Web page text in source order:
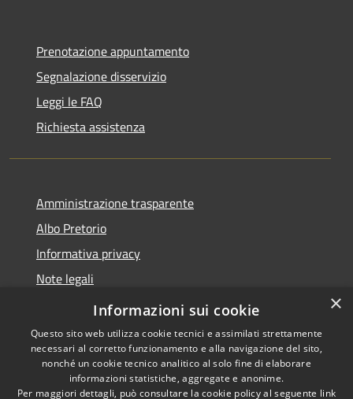
Prenotazione appuntamento
Segnalazione disservizio
Leggi le FAQ
Richiesta assistenza
Amministrazione trasparente
Albo Pretorio
Informativa privacy
Note legali
Dichiarazione di accessibilità
Copyright © 2026 • Comune di
×
Informazioni sui cookie
Questo sito web utilizza cookie tecnici e assimilati strettamente
necessari al corretto funzionamento e alla navigazione del sito,
nonché un cookie tecnico analitico al solo fine di elaborare
informazioni statistiche, aggregate e anonime.
Per maggiori dettagli, può consultare la cookie policy al seguente link